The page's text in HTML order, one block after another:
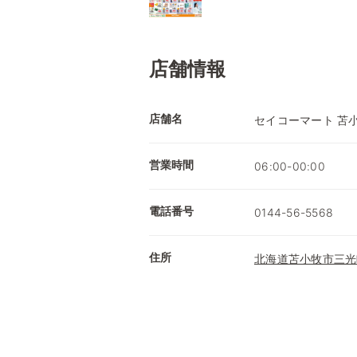
店舗情報
店舗名 セイコーマート 苫
営業時間 06:00-00:00
電話番号 0144-56-5568
住所 北海道苫小牧市三